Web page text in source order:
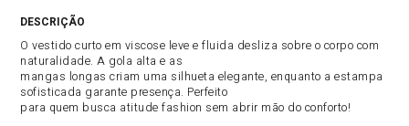
O vestido curto em viscose leve e fluida desliza sobre o corpo com
naturalidade. A gola alta e as
mangas longas criam uma silhueta elegante, enquanto a estampa
sofisticada garante presença. Perfeito
para quem busca atitude fashion sem abrir mão do conforto!